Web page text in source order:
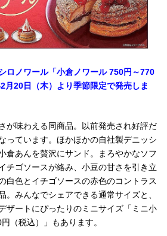
ロノワール「小倉ノワール 750円～770
月20日（木）より季節限定で発売しま
が味わえる同商品。以前発売され好評だ
っています。ほかほかの自社製デニッシ
倉あんを贅沢にサンド。まろやかなソフ
チゴソースが絡み、小豆の甘さを引き立
白色とイチゴソースの赤色のコントラス
。みんなでシェアできる通常サイズと、
ザートにぴったりのミニサイズ「ミニ小
（税込）」もあります。